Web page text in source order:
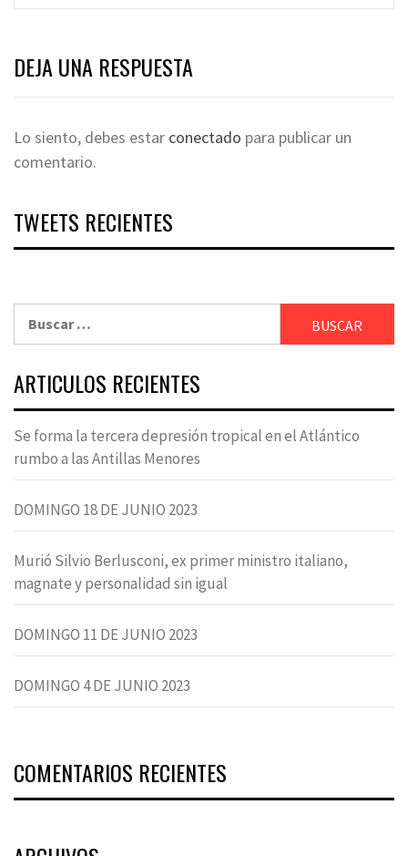
DEJA UNA RESPUESTA
Lo siento, debes estar conectado para publicar un
comentario.
TWEETS RECIENTES
ARTICULOS RECIENTES
Se forma la tercera depresión tropical en el Atlántico
rumbo a las Antillas Menores
DOMINGO 18 DE JUNIO 2023
Murió Silvio Berlusconi, ex primer ministro italiano,
magnate y personalidad sin igual
DOMINGO 11 DE JUNIO 2023
DOMINGO 4 DE JUNIO 2023
COMENTARIOS RECIENTES